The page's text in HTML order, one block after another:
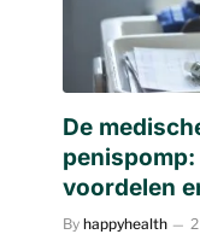
De
voordelen
By happyhealth